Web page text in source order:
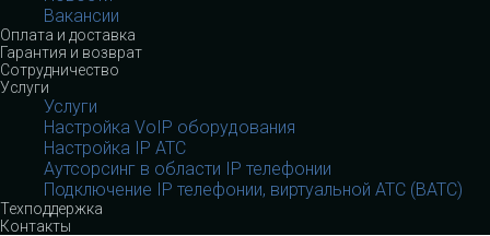
Вакансии
Оплата и доставка
Гарантия и возврат
Сотрудничество
Услуги
Услуги
Настройка VoIP оборудования
Настройка IP АТС
Аутсорсинг в области IP телефонии
Подключение IP телефонии, виртуальной АТС (ВАТС)
Техподдержка
Контакты